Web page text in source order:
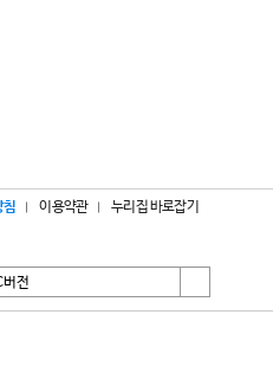
침 이용약관 누리집 바로잡기
버전